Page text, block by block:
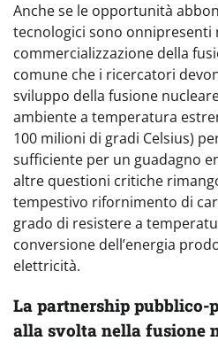
Anche se le opportunità
tecnologici sono onnipresenti
commercializzazione della
comune che i ricercatori
sviluppo della fusione
ambiente a temperatura
100 milioni di gradi Celsius)
sufficiente per un guadagno
altre questioni critiche
tempestivo rifornimento di
grado di resistere a
conversione dell’energia
elettricità.
La partnership pubblico-
alla svolta nella fusione